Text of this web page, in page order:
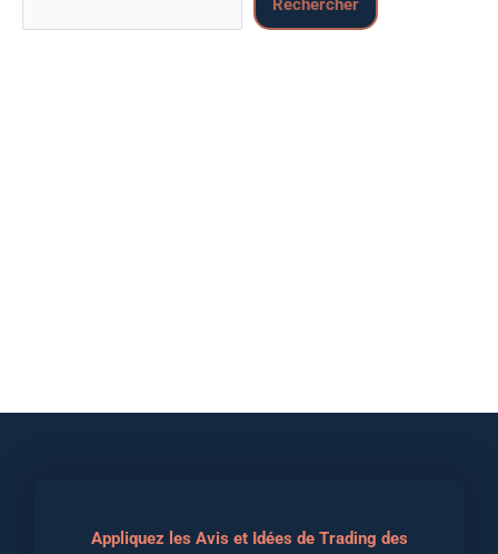
Rechercher
Appliquez les Avis et Idées de Trading des